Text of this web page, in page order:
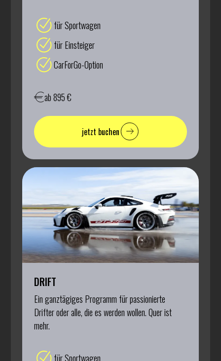
für Sportwagen
für Einsteiger
CarForGo-Option
ab 895 €
jetzt buchen
DRIFT
Ein ganztägiges Programm für passionierte
Drifter oder alle, die es werden wollen. Quer ist
mehr.
für Sportwagen